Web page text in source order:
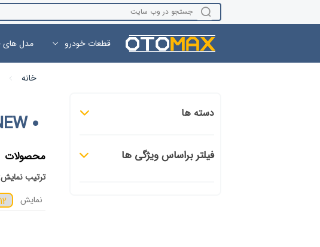
قطعات خودرو مدل های
دسته ها
فیلتر براساس ویژگی ها
خانه
محصولات
ترتیب
نمایش